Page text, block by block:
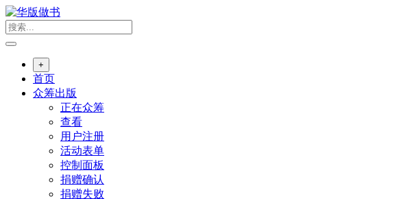
跳
转
到
+
首页
众筹出版
正在众筹
查看
用户注册
活动表单
控制面板
捐赠确认
捐赠失败